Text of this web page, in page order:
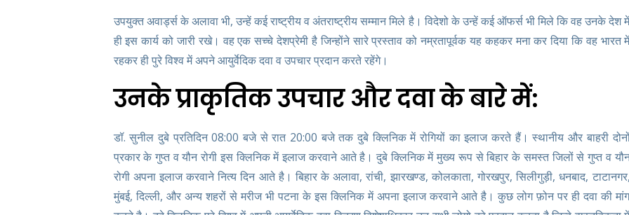
उपयुक्त अवार्ड्स के अलावा भी, उन्हें कई राष्ट्रीय व अंतराष्ट्रीय सम्मान मिले है। विदेशो के उन्हें कई ऑफर्स भी मिले कि वह उनके देश
ही इस कार्य को जारी रखे। वह एक सच्चे देशप्रेमी है जिन्होंने सारे प्रस्ताव को नम्रतापूर्वक यह कहकर मना कर दिया कि वह भारत
रहकर ही पुरे विश्व में अपने आयुर्वेदिक दवा व उपचार प्रदान करते रहेंगे।
उनके प्राकृतिक उपचार और दवा के बारे में:
डॉ. सुनील दुबे प्रतिदिन 08:00 बजे से रात 20:00 बजे तक दुबे क्लिनिक में रोगियों का इलाज करते हैं। स्थानीय और बाहरी
प्रकार के गुप्त व यौन रोगी इस क्लिनिक में इलाज करवाने आते है। दुबे क्लिनिक में मुख्य रूप से बिहार के समस्त जिलों से गुप्त व
रोगी अपना इलाज करवाने नित्य दिन आते है। बिहार के अलावा, रांची, झारखण्ड, कोलकाता, गोरखपुर, सिलीगुड़ी, धनबाद, टाटानगर,
मुंबई, दिल्ली, और अन्य शहरों से मरीज भी पटना के इस क्लिनिक में अपना इलाज करवाने आते है। कुछ लोग फ़ोन पर ही दवा की